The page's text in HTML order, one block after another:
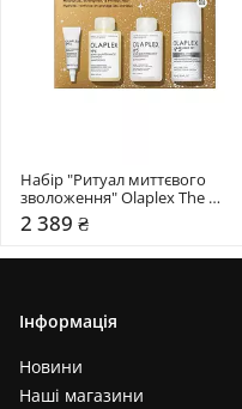
Набір "Ритуал миттєвого
зволоження" Olaplex The
Instant Hydratation Set
2 389 ₴
Інформація
Новини
Наші магазини